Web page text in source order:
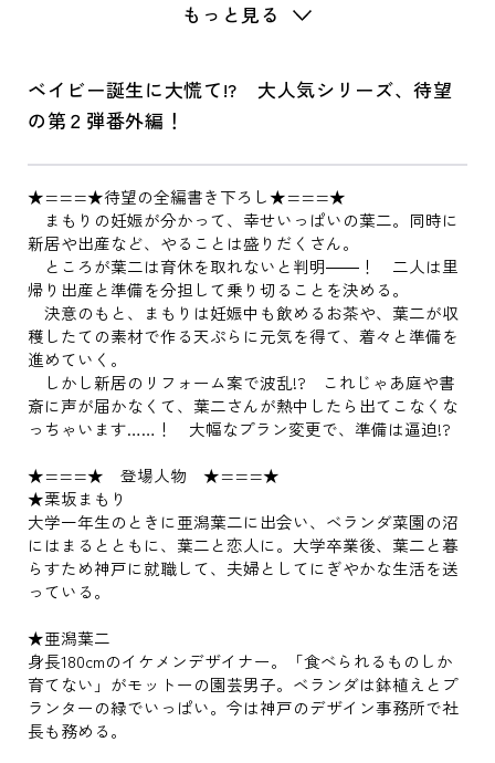
もっと見る
ベイビー誕生に大慌て!? 大人気シリーズ、待望
の第２弾番外編！
★===★待望の全編書き下ろし★===★
まもりの妊娠が分かって、幸せいっぱいの葉二。同時に
新居や出産など、やることは盛りだくさん。
ところが葉二は育休を取れないと判明――！ 二人は里
帰り出産と準備を分担して乗り切ることを決める。
決意のもと、まもりは妊娠中も飲めるお茶や、葉二が収
穫したての素材で作る天ぷらに元気を得て、着々と準備を
進めていく。
しかし新居のリフォーム案で波乱!? これじゃあ庭や書
斎に声が届かなくて、葉二さんが熱中したら出てこなくな
っちゃいます……！ 大幅なプラン変更で、準備は逼迫!?
★===★ 登場人物 ★===★
★栗坂まもり
大学一年生のときに亜潟葉二に出会い、ベランダ菜園の沼
にはまるとともに、葉二と恋人に。大学卒業後、葉二と暮
らすため神戸に就職して、夫婦としてにぎやかな生活を送
っている。
★亜潟葉二
身長180cmのイケメンデザイナー。「食べられるものしか
育てない」がモットーの園芸男子。ベランダは鉢植えとプ
ランターの緑でいっぱい。今は神戸のデザイン事務所で社
長も務める。